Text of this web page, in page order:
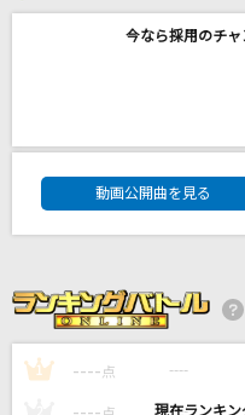
BELIEVE
Official髭男dism
[生音]ONE
今なら採用のチ
DAM★ともボー
動画公開曲を見る
1 ---- 点 ----
----